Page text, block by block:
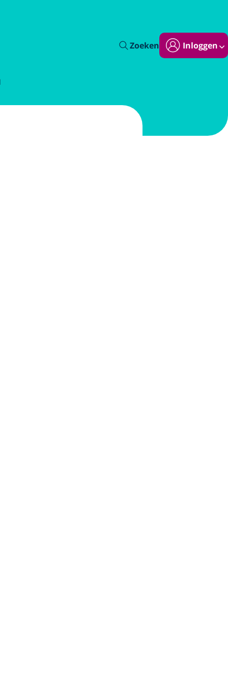
Zoeken Inloggen